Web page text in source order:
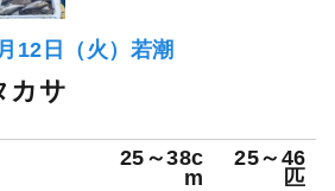
12日（火）若潮
カサ
25～38c
m
25～46
匹